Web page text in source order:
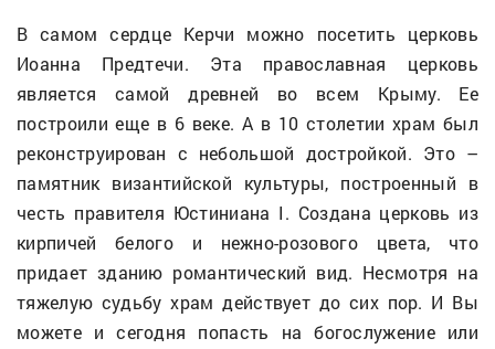
В самом сердце Керчи можно посетить церковь
Иоанна Предтечи. Эта православная церковь
является самой древней во всем Крыму. Ее
построили еще в 6 веке. А в 10 столетии храм был
реконструирован с небольшой достройкой. Это –
памятник византийской культуры, построенный в
честь правителя Юстиниана I. Создана церковь из
кирпичей белого и нежно-розового цвета, что
придает зданию романтический вид. Несмотря на
тяжелую судьбу храм действует до сих пор. И Вы
можете и сегодня попасть на богослужение или